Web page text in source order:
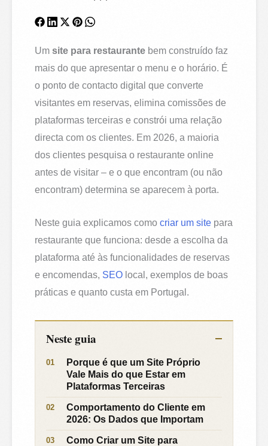
Umsite para restaurante bem construído faz
mais do que apresentar o menu e o horário. É
o ponto de contacto digital que converte
visitantes em reservas, elimina comissões de
plataformas terceiras e constrói uma relação
directa com os clientes. Em 2026, a maioria
dos clientes pesquisa o restaurante online
antes de visitar – e o que encontram (ou não
encontram) determina se aparecem à porta.
Neste guia explicamos comocriar um site para
restaurante que funciona: desde a escolha da
plataforma até às funcionalidades de reservas
e encomendas, SEO local, exemplos de boas
práticas e quanto custa em Portugal.
Neste guia
Porque é que um Site Próprio
Vale Mais do que Estar em
Plataformas Terceiras
Comportamento do Cliente em
2026: Os Dados que Importam
Como Criar um Site para